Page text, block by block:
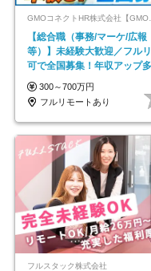
GMOコネク
【総合職（事務/マーケ/広報
等）】未経験大歓迎／フル
可で全国募集！年収アップ
★年休最大130日★
300～700万円
フルリモートあり
フルスタック株式会社